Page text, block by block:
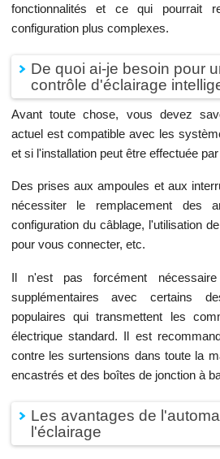
fonctionnalités et ce qui pourrait
configuration plus complexes.
De quoi ai-je besoin pour
contrôle d'éclairage
Avant toute chose, vous devez
actuel est compatible avec les
et si l'installation peut être effectuée
Des prises aux ampoules et aux
nécessiter le remplacement des
configuration du câblage, l'utilisation
pour vous connecter, etc.
Il n'est pas forcément
supplémentaires avec certains
populaires qui transmettent les
électrique standard. Il est
contre les surtensions dans toute la
encastrés et des boîtes de jonction à
Les avantages de
l'éclairage